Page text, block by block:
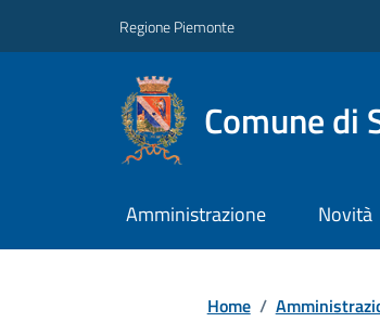
Regione Piemonte
Comune di
Amministrazione Novità
Home /